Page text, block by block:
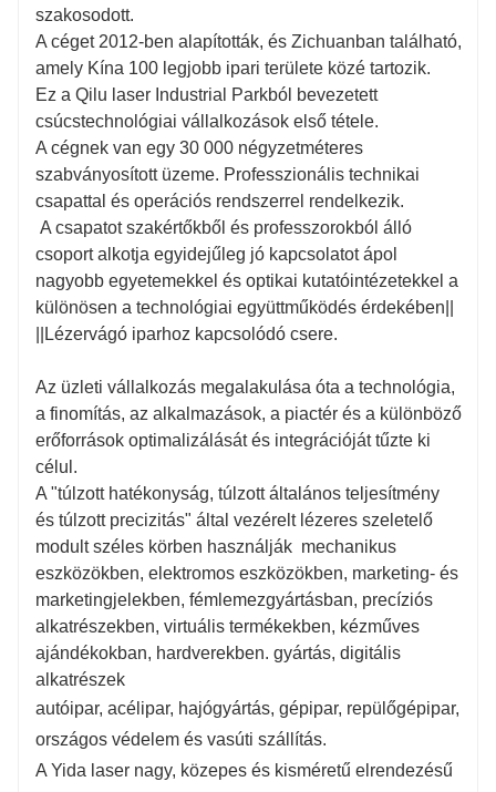
szakosodott.
A céget 2012-ben alapították, és Zichuanban található,
amely Kína 100 legjobb ipari területe közé tartozik.
Ez a Qilu laser Industrial Parkból bevezetett
csúcstechnológiai vállalkozások első tétele.
A cégnek van egy 30 000 négyzetméteres
szabványosított üzeme. Professzionális technikai
csapattal és operációs rendszerrel rendelkezik.
A csapatot szakértőkből és professzorokból álló
csoport alkotja egyidejűleg jó kapcsolatot ápol
nagyobb egyetemekkel és optikai kutatóintézetekkel a
különösen a technológiai együttműködés érdekében||
||Lézervágó iparhoz kapcsolódó csere.
Az üzleti vállalkozás megalakulása óta a technológia,
a finomítás, az alkalmazások, a piactér és a különböző
erőforrások optimalizálását és integrációját tűzte ki
célul.
A "túlzott hatékonyság, túlzott általános teljesítmény
és túlzott precizitás" által vezérelt lézeres szeletelő
modult széles körben használják mechanikus
eszközökben, elektromos eszközökben, marketing- és
marketingjelekben, fémlemezgyártásban, precíziós
alkatrészekben, virtuális termékekben, kézműves
ajándékokban, hardverekben. gyártás, digitális
alkatrészek
autóipar, acélipar, hajógyártás, gépipar, repülőgépipar,
országos védelem és vasúti szállítás.
A Yida laser nagy, közepes és kisméretű elrendezésű
20D
20500mm*3200mm
50 m/perc
6KW alatt: O2
6KW és nagyobb: O2, N2, levegő
0,8G
28000 kg